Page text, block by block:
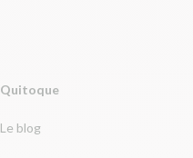
Quitoque
Le blog